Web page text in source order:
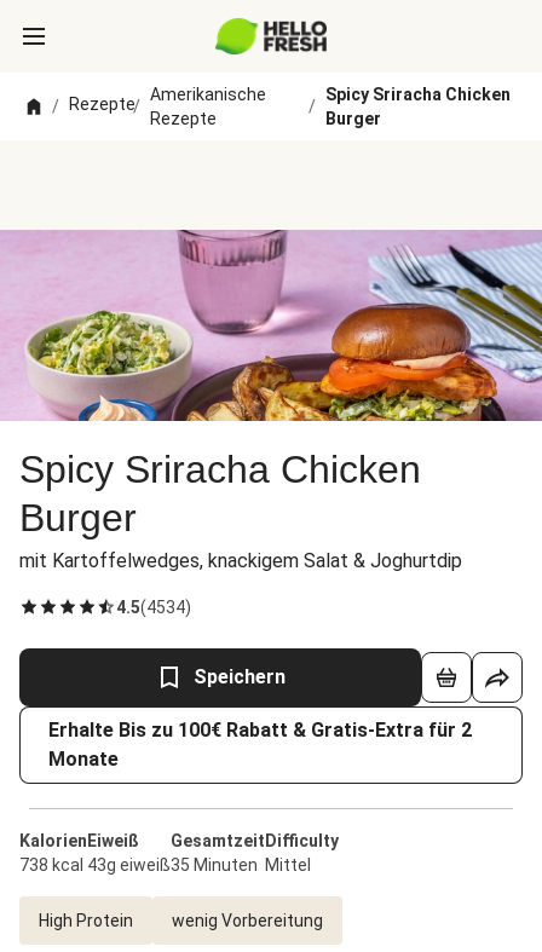
/ Rezepte/
Amerikanische
Rezepte
/
Spicy Sriracha Chicken
Burger
Spicy Sriracha Chicken
Burger
mit Kartoffelwedges, knackigem Salat & Joghurtdip
4.5(4534)
Speichern
Erhalte Bis zu 100€ Rabatt & Gratis-Extra für 2
Monate
Kalorien
738 kcal
Eiweiß
43g eiweiß
Gesamtzeit
35 Minuten
Difficulty
Mittel
High Protein wenig Vorbereitung